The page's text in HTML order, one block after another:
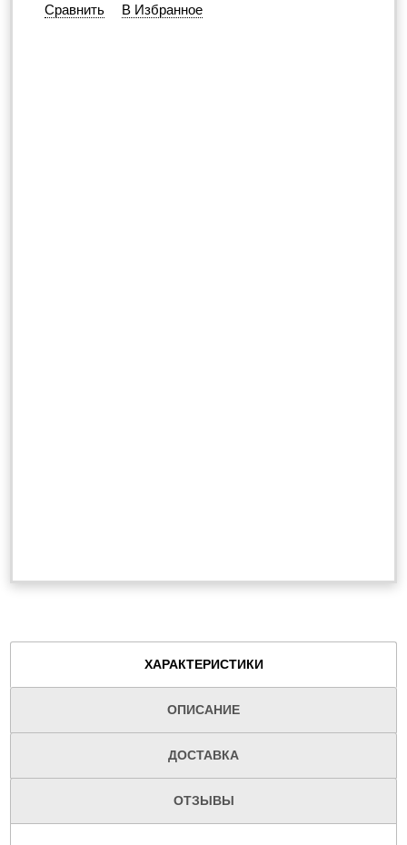
Сравнить В Избранное
ХАРАКТЕРИСТИКИ
ОПИСАНИЕ
ДОСТАВКА
ОТЗЫВЫ